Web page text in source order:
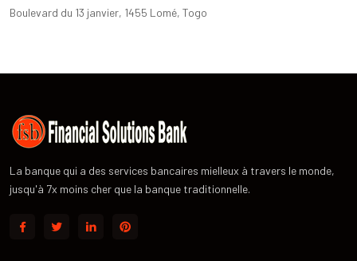
Boulevard du 13 janvier, 1455 Lomé, Togo
La banque qui a des services bancaires mielleux à travers le monde,
jusqu'à 7x moins cher que la banque traditionnelle.